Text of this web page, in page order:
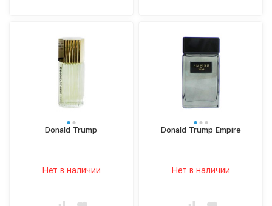
Donald Trump
Нет в наличии
Donald Trump Empire
Нет в наличии